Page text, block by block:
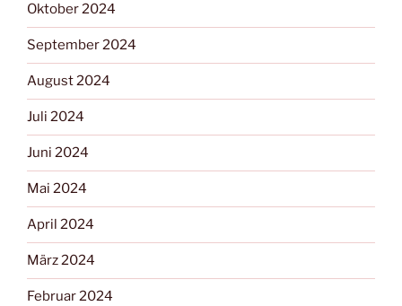
Oktober 2024
September 2024
August 2024
Juli 2024
Juni 2024
Mai 2024
April 2024
März 2024
Februar 2024